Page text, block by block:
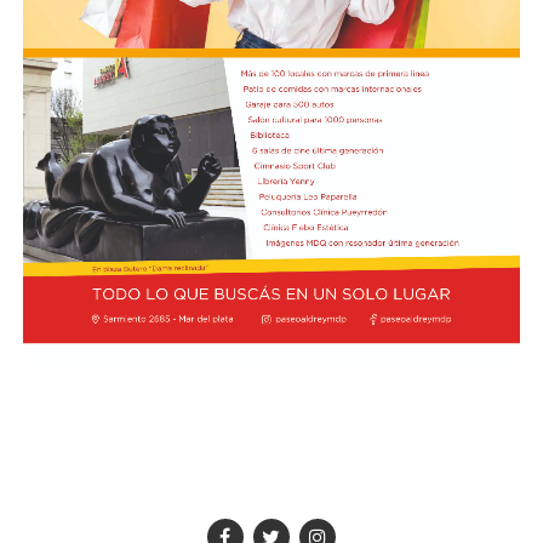
Luego se refirió al viaje que hizo Georgieva a Vaca
Muerta junto al ministro Luis Caputo y al CEO y
presidente de YPF, Horacio Marin. "Le quiero recordar a
la directora del FMI que ese petróleo que fue a ver es del
pueblo argentino, es nuestro petróleo, es argentino",
dijo y agregó: "Tendría que usarse para el desarrollo
nacional, para la industria nacional, para que lo puedan
comprar y adquirir a un precio posible de los costos
nacionales".
Además, el gobernador se refirió a la importancia del
yacimiento patagónico y recordó también que el